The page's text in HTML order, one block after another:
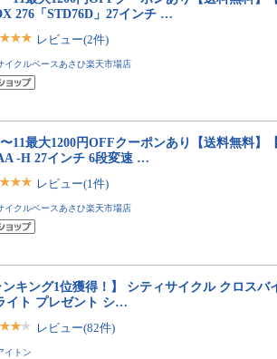
276「STD76D」27インチ …
レビュー(2件)
イクルベースあさひ楽天市場店
11最大1200円OFFクーポンあり【送料無料】
-H 27インチ 6段変速 …
レビュー(1件)
イクルベースあさひ楽天市場店
ンキング1位獲得！】 シティサイクル クロス
イト プレゼント シ…
レビュー(82件)
イトン